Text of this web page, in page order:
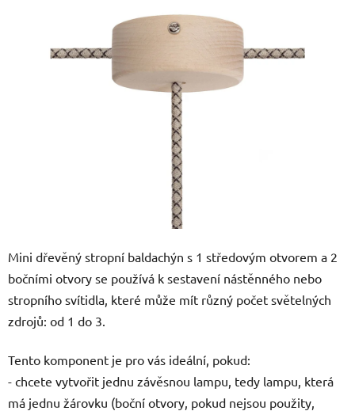
Mini dřevěný stropní baldachýn s 1 středovým otvorem a 2
bočními otvory se používá k sestavení nástěnného nebo
stropního svítidla, které může mít různý počet světelných
zdrojů: od 1 do 3.
Tento komponent je pro vás ideální, pokud:
- chcete vytvořit jednu závěsnou lampu, tedy lampu, která
má jednu žárovku (boční otvory, pokud nejsou použity,